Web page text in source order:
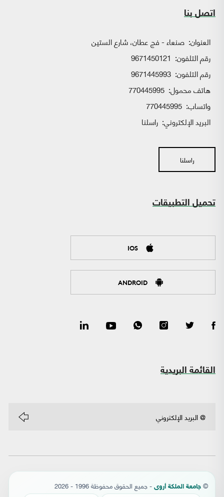
اتصل بنا
العنوان: صنعاء - فج عطان، شارع الستين
رقم التلفون: 9671450121
رقم التلفون: 9671445993
هاتف محمول: 770445995
واتساب:
البريد الإلكتروني: راسلنا
راسلنا
تحميل التطبيقات
IOS
ANDROID
القائمة البريدية
© جامعة الملكة أروى - جميع الحقوق محفوظة 1996 - 2026